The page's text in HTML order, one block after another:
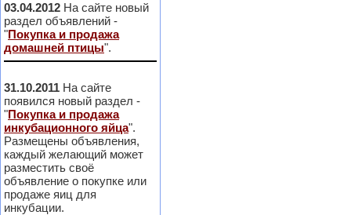
03.04.2012 На сайте новый
раздел объявлений -
"Покупка и продажа
домашней птицы".
31.10.2011 На сайте
появился новый раздел -
"Покупка и продажа
инкубационного яйца".
Размещены объявления,
каждый желающий может
разместить своё
объявление о покупке или
продаже яиц для
инкубации.